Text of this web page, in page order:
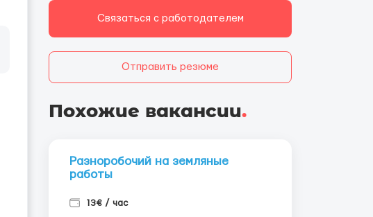
Связаться с работодателем
Отправить резюме
Похожие вакансии.
Разноробочий на земляные
работы
13€ / час